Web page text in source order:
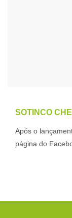
SOTINCO
Após o
página do